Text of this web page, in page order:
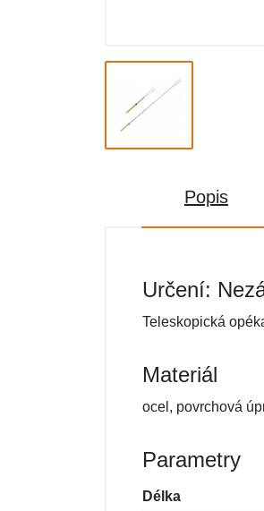
Popis
Určení:
Teleskopická
Materiál
ocel, povrchová
Parametry
Délka